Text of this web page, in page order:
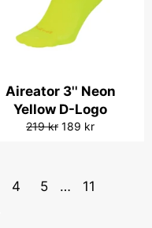
Aireator 3'' Neon
Yellow D-Logo
Vanlig
219 kr Salgspris
189 kr
4 5 …
11